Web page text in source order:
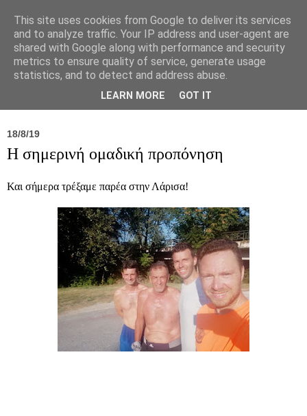
Σύλλογος Ιπποκράτειος
18/8/19
Η σημερινή ομαδική προπόνηση
Και σήμερα τρέξαμε παρέα στην Λάρισα!
This site uses cookies from Google to deliver its services
and to analyze traffic. Your IP address and user-agent are
shared with Google along with performance and security
metrics to ensure quality of service, generate usage
statistics, and to detect and address abuse.
LEARN MORE GOT IT